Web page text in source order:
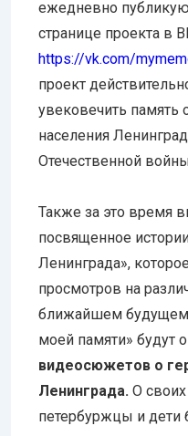
ежедневно
странице проекта в
https://vk.com/
проект
увековечить память
населения
Отечественной
Также за это время
посвященное
Ленинграда»,
просмотров на
ближайшем
моей памяти» будут
видеосюжетов о
Ленинграда. О своих
петербуржцы и дети